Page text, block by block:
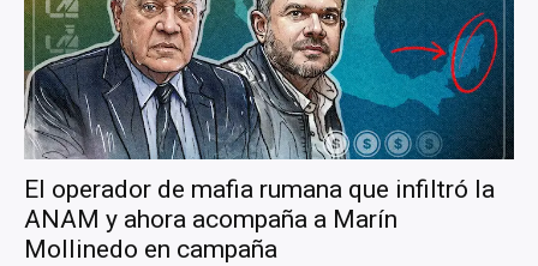
El operador de mafia rumana que infiltró la
ANAM y ahora acompaña a Marín
Mollinedo en campaña